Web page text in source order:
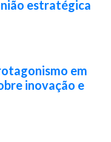
estratégica
em
inovação e